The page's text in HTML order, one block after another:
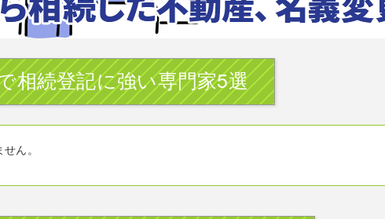
相続登記に強い専門家5選
ん。